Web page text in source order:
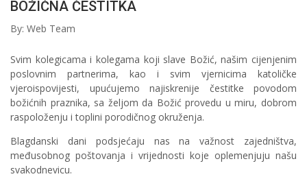
BOŽIĆNA ČESTITKA
By: Web Team
Svim kolegicama i kolegama koji slave Božić, našim cijenjenim
poslovnim partnerima, kao i svim vjernicima katoličke
vjeroispovijesti, upućujemo najiskrenije čestitke povodom
božićnih praznika, sa željom da Božić provedu u miru, dobrom
raspoloženju i toplini porodičnog okruženja.
Blagdanski dani podsjećaju nas na važnost zajedništva,
međusobnog poštovanja i vrijednosti koje oplemenjuju našu
svakodnevicu.